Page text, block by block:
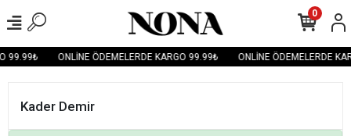
99.99₺ ONLİNE ÖDEMELERDE KARGO 99.99₺ ONLİNE ÖDEMELERDE
0
Kader Demir